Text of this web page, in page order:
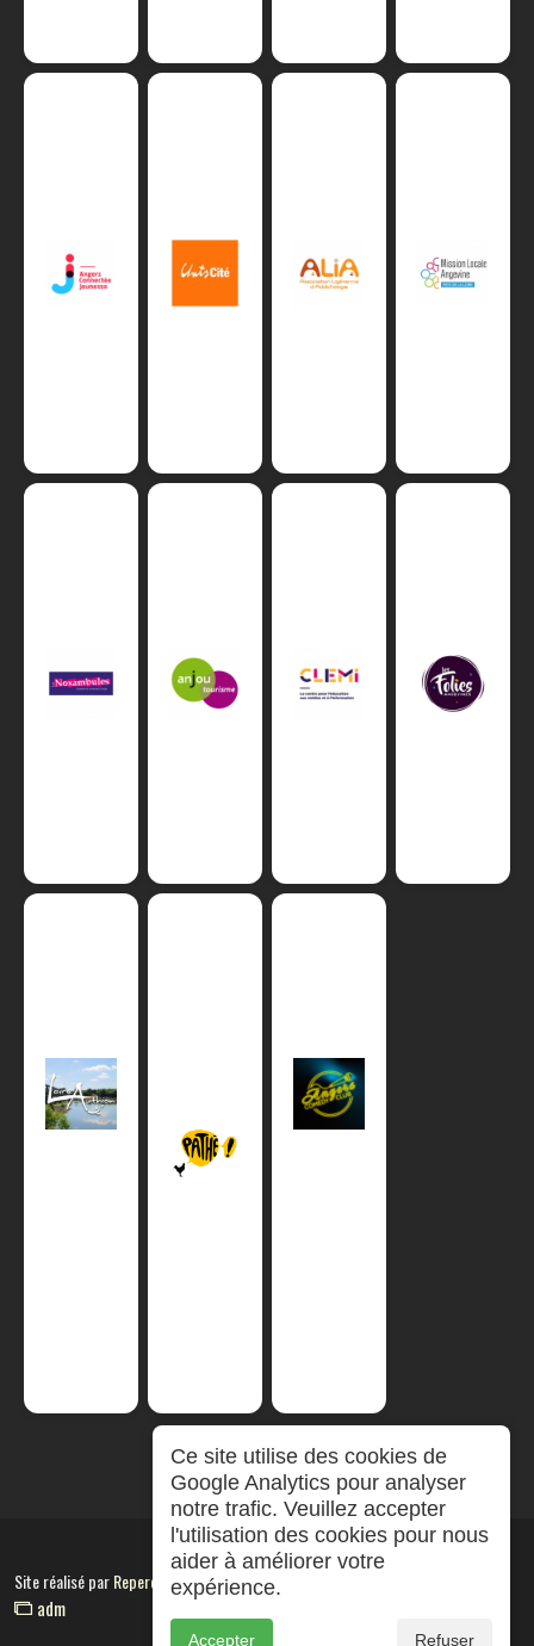
Site réalisé parRepereCom
adm
Ce site utilise des cookies de
Google Analytics pour analyser
notre trafic. Veuillez accepter
l'utilisation des cookies pour nous
aider à améliorer votre
expérience.
Accepter Refuser